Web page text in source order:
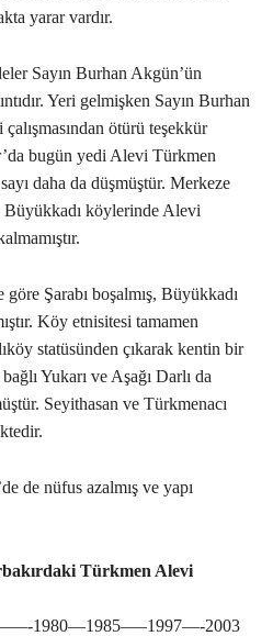
yarar vardır.
Sayın Burhan Akgün’ün
Yeri gelmişken Sayın Burhan
ötürü teşekkür
bugün yedi Alevi Türkmen
daha da düşmüştür. Merkeze
Büyükkadı köylerinde Alevi
Şarabı boşalmış, Büyükkadı
Köy etnisitesi tamamen
statüsünden çıkarak kentin bir
Yukarı ve Aşağı Darlı da
Seyithasan ve Türkmenacı
de nüfus azalmış ve yapı
Türkmen Alevi
1980—1985—–1997—-2003